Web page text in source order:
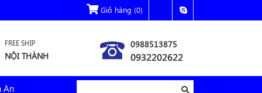
Giỏ hàng (0)
FREE SHIP
NỘI THÀNH
0988513875
0932202622
An